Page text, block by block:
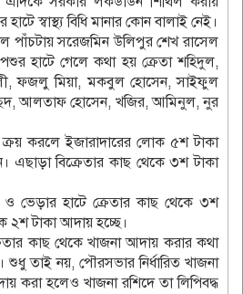
স্বাস্থ্য বিধি মানার কোন বালাই নেই।
পাঁচটায় সরেজমিন উলিপুর শেখ রাসেল
পশুর হাটে গেলে কথা হয় ক্রেতা শহিদুল,
ফজলু মিয়া, মকবুল হোসেন, সাইফুল
আলতাফ হোসেন, খজির, আমিনুল, নুর
করলে ইজারাদারের লোক ৫শ টাকা
এছাড়া বিক্রেতার কাছ থেকে ৩শ টাকা
ভেড়ার হাটে ক্রেতার কাছ থেকে ৩শ
২শ টাকা আদায় হচ্ছে।
কাছ থেকে খাজনা আদায় করার কথা
শুধু তাই নয়, পৌরসভার নির্ধারিত খাজনা
করা হলেও খাজনা রশিদে তা লিপিবদ্ধ